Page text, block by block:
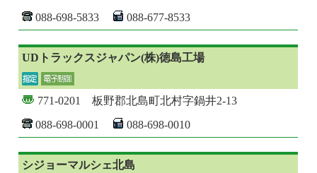
088-698-5833
088-677-8533
UDトラックスジャパン(株)徳島工場
771-0201 板野郡北島町北村字鍋井2-13
088-698-0001
088-698-0010
シジョーマルシェ北島